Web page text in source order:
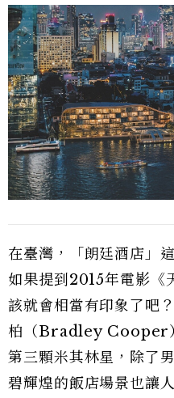
在臺灣，「朗廷酒店」
如果提到2015年電影
該就會相當有印象了吧
柏（Bradley Cooper
第三顆米其林星，除了
碧輝煌的飯店場景也讓